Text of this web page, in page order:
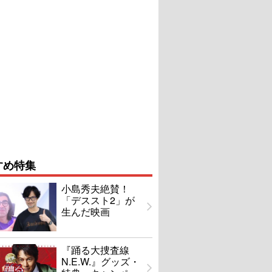
特集
小島秀夫絶賛！
「デススト2」が
生んだ映画
『踊る大捜査線
N.E.W.』グッズ・